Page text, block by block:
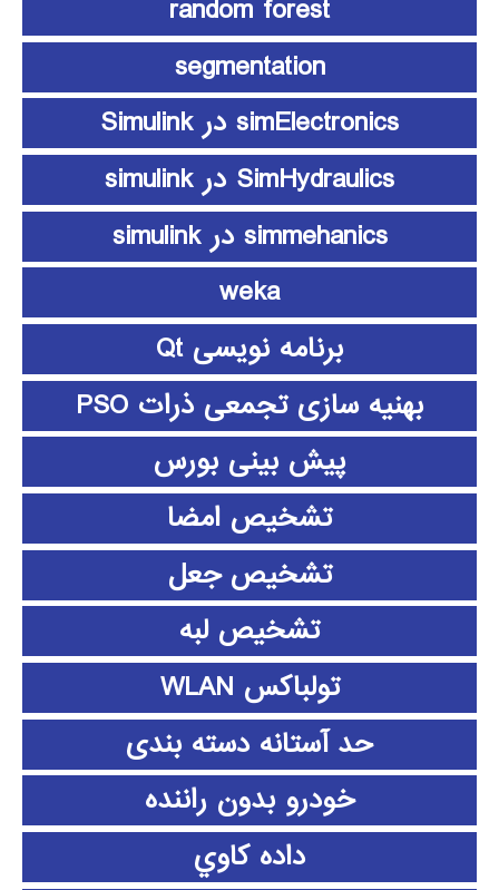
random forest
segmentation
simElectronics در Simulink
SimHydraulics در simulink
simmehanics در simulink
weka
برنامه نویسی Qt
بهنیه سازی تجمعی ذرات PSO
پیش بینی بورس
تشخیص امضا
تشخیص جعل
تشخیص لبه
تولباکس WLAN
حد آستانه دسته بندی
خودرو بدون راننده
داده كاوي